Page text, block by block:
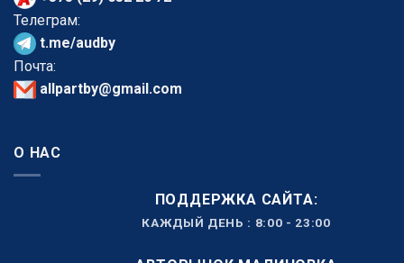
Телеграм:
t.me/audby
Почта:
allpartby@gmail.com
О НАС
ПОДДЕРЖКА САЙТА:
КАЖДЫЙ ДЕНЬ : 8:00 - 23:00